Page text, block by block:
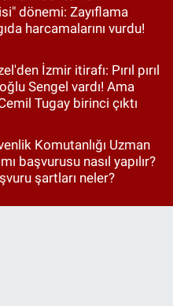
dönemi: Zayıflama
harcamalarını vurdu!
İzmir itirafı: Pırıl pırıl
Sengel vardı! Ama
Tugay birinci çıktı
Komutanlığı Uzman
başvurusu nasıl yapılır?
şartları neler?